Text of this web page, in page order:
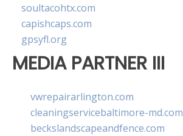
soultacohtx.com
capishcaps.com
gpsyfl.org
MEDIA PARTNER III
vwrepairarlington.com
cleaningservicebaltimore-md.com
beckslandscapeandfence.com